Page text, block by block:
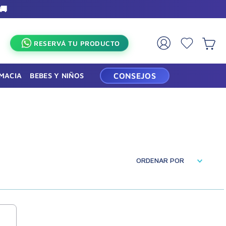
RESERVÁ TU PRODUCTO
BEBES Y NIÑOS CONSEJOS
ORDENAR POR
×